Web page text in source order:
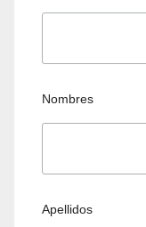
Nombres
Apellidos